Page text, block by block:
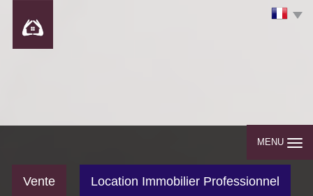
MENU
Vente Location Immobilier Professionnel